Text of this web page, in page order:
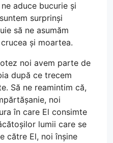
aduce bucurie și
surprinși
să ne asumăm
și moartea.
noi avem parte de
după ce trecem
Să ne reamintim că,
noi
în care El consimte
lumii care se
către El, noi înșine